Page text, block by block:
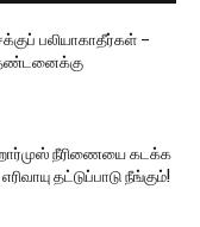
பலியாகாதீர்கள் –
நீரிணையை கடக்க
தட்டுப்பாடு நீங்கும்!